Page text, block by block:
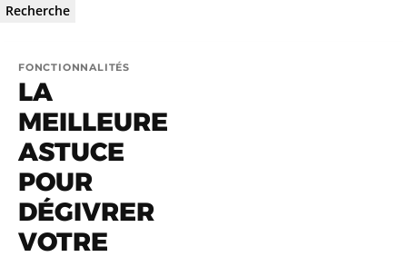
FONCTIONNALITÉS
LA
MEILLEURE
ASTUCE
POUR
DÉGIVRER
VOTRE